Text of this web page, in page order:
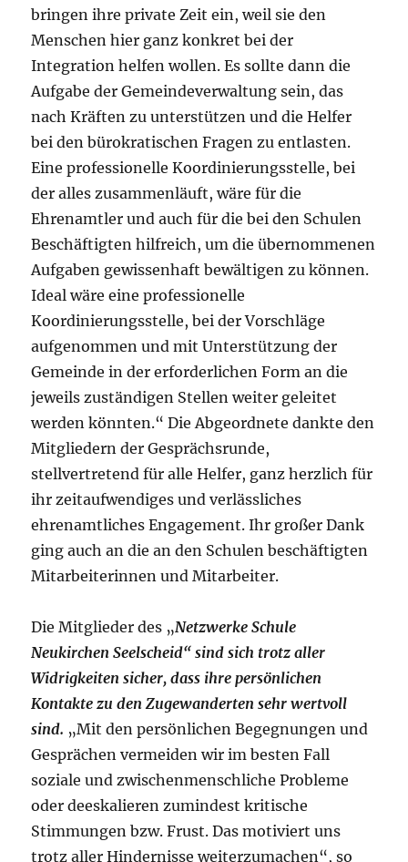
bringen ihre private Zeit ein, weil sie den
Menschen hier ganz konkret bei der
Integration helfen wollen. Es sollte dann die
Aufgabe der Gemeindeverwaltung sein, das
nach Kräften zu unterstützen und die Helfer
bei den bürokratischen Fragen zu entlasten.
Eine professionelle Koordinierungsstelle, bei
der alles zusammenläuft, wäre für die
Ehrenamtler und auch für die bei den Schulen
Beschäftigten hilfreich, um die übernommenen
Aufgaben gewissenhaft bewältigen zu können.
Ideal wäre eine professionelle
Koordinierungsstelle, bei der Vorschläge
aufgenommen und mit Unterstützung der
Gemeinde in der erforderlichen Form an die
jeweils zuständigen Stellen weiter geleitet
werden könnten.“ Die Abgeordnete dankte den
Mitgliedern der Gesprächsrunde,
stellvertretend für alle Helfer, ganz herzlich für
ihr zeitaufwendiges und verlässliches
ehrenamtliches Engagement. Ihr großer Dank
ging auch an die an den Schulen beschäftigten
Mitarbeiterinnen und Mitarbeiter.
Die Mitglieder des „Netzwerke Schule
Neukirchen Seelscheid“ sind sich trotz aller
Widrigkeiten sicher, dass ihre persönlichen
Kontakte zu den Zugewanderten sehr wertvoll
sind. „Mit den persönlichen Begegnungen und
Gesprächen vermeiden wir im besten Fall
soziale und zwischenmenschliche Probleme
oder deeskalieren zumindest kritische
Stimmungen bzw. Frust. Das motiviert uns
trotz aller Hindernisse weiterzumachen“, so